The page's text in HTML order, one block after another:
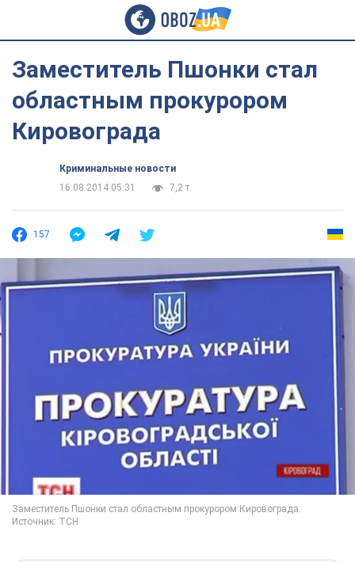
Заместитель Пшонки стал
областным прокурором
Кировограда
Криминальные новости
16.08.2014 05:31
7,2 т.
157